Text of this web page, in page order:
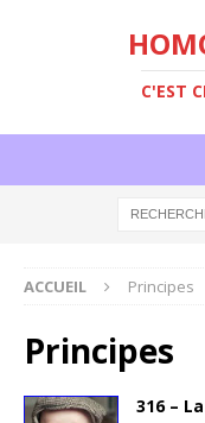
C'EST
ACCUEIL Principes
Principes
316 –